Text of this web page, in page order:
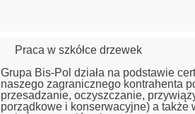
Praca w szkółce drzewek
Grupa Bis-Pol działa na podstawie
naszego zagranicznego kontrahenta
przesadzanie, oczyszczanie,
porządkowe i konserwacyjne) a